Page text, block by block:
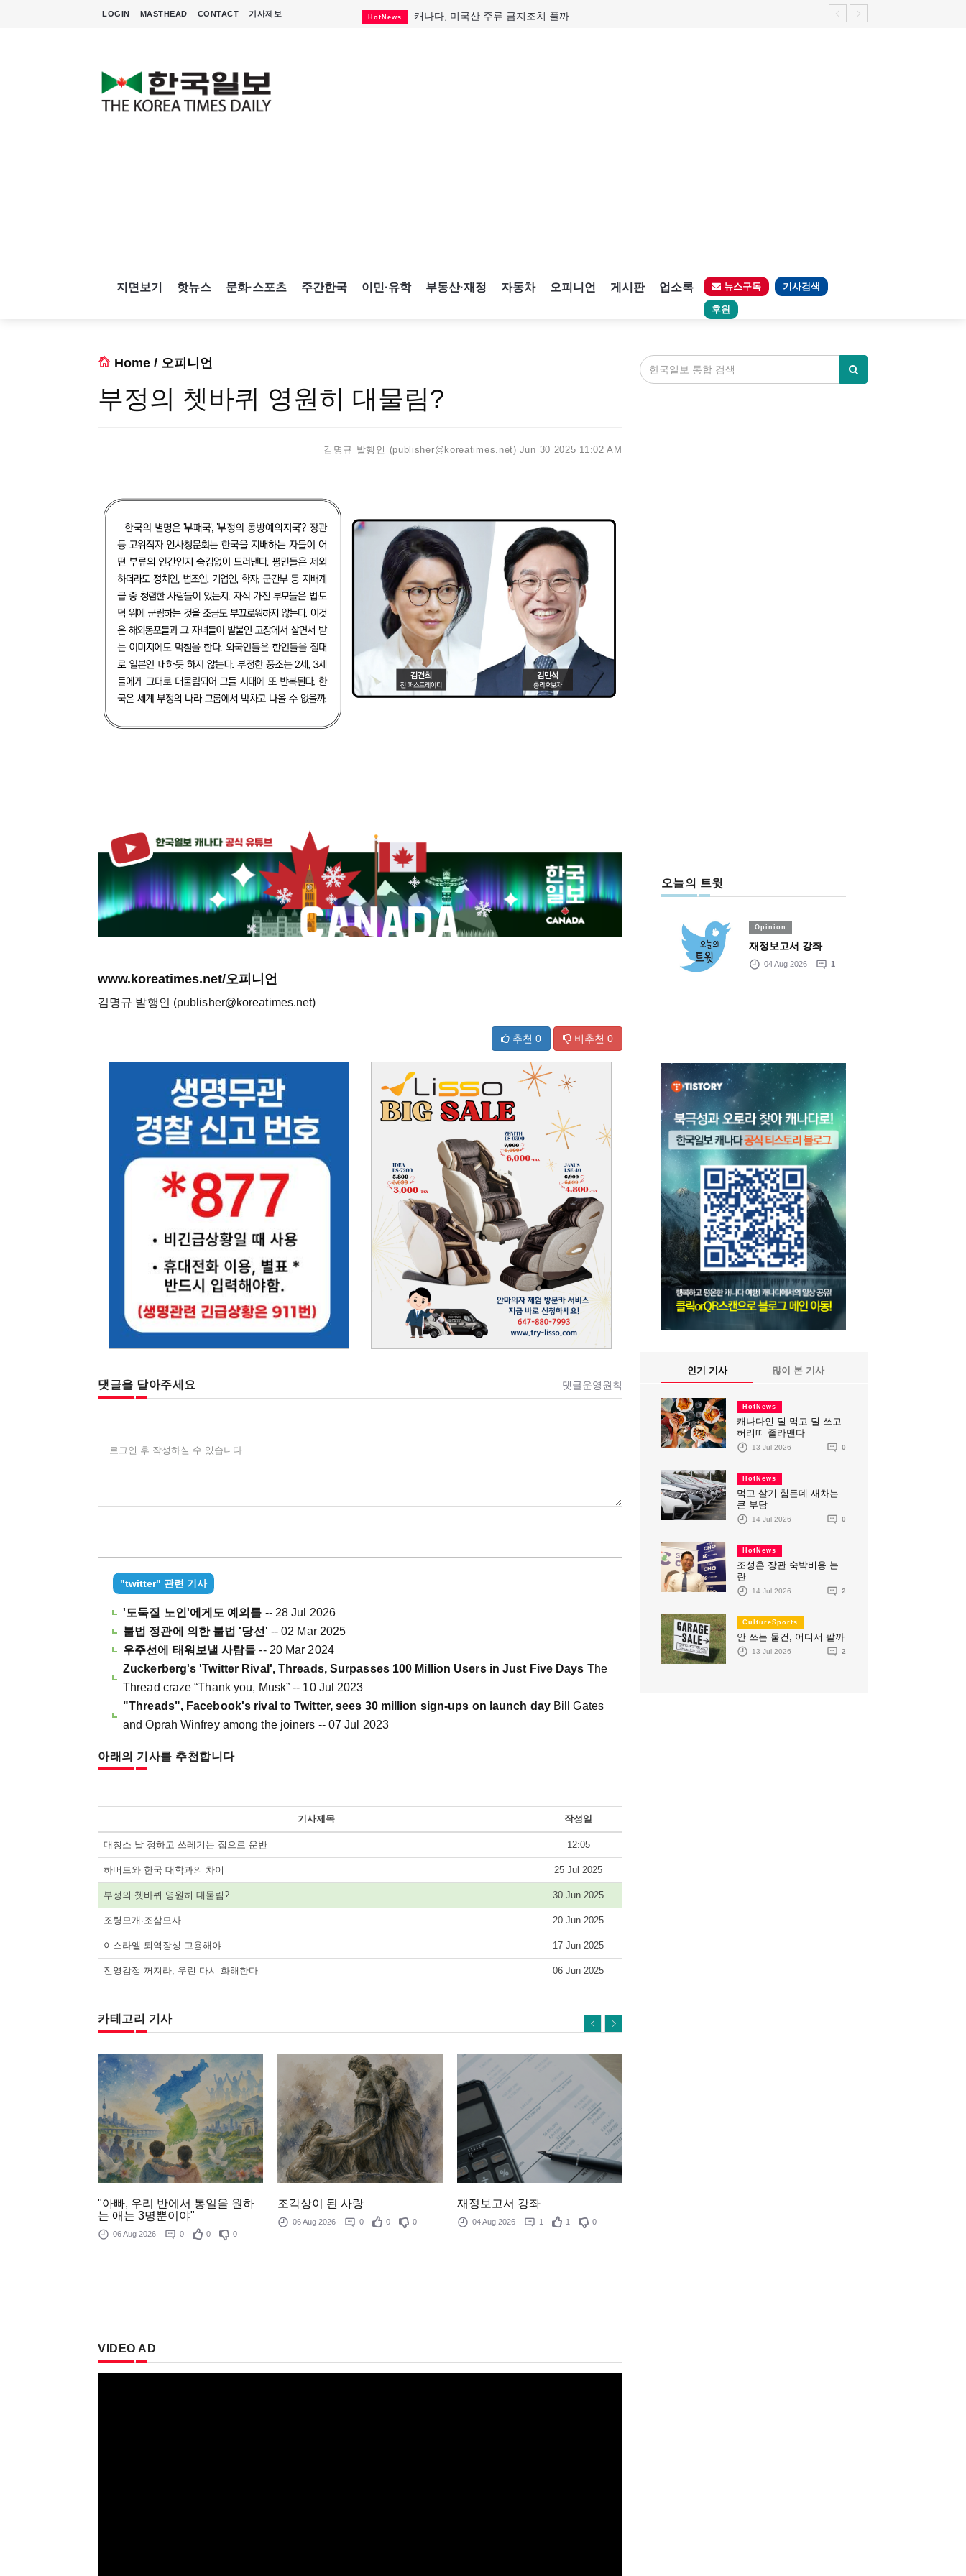
LOGIN MASTHEAD CONTACT 기사제보 HotNews 캐나다, 미국산 주류 금지조치 풀까
지면보기 핫뉴스 문화·스포츠 주간한국 이민·유학 부동산·재정 자동차 오피니언 게시판 업소록 뉴스구독 기사검색
후원
Home / 오피니언
부정의 쳇바퀴 영원히 대물림?
김명규 발행인 (publisher@koreatimes.net) Jun 30 2025 11:02 AM
www.koreatimes.net/오피니언
김명규 발행인 (publisher@koreatimes.net)
추천 0 비추천 0
댓글을 달아주세요 댓글운영원칙
로그인 후 작성하실 수 있습니다
"twitter" 관련 기사
'도둑질 노인'에게도 예의를 -- 28 Jul 2026
불법 정관에 의한 불법 '당선' -- 02 Mar 2025
우주선에 태워보낼 사람들 -- 20 Mar 2024
Zuckerberg's 'Twitter Rival', Threads, Surpasses 100 Million Users in Just Five Days The
Thread craze “Thank you, Musk” -- 10 Jul 2023
"Threads", Facebook's rival to Twitter, sees 30 million sign-ups on launch dayBill Gates
and Oprah Winfrey among the joiners -- 07 Jul 2023
아래의 기사를 추천합니다
기사제목 작성일
대청소 날 정하고 쓰레기는 집으로 운반 12:05
하버드와 한국 대학과의 차이 25 Jul 2025
부정의 쳇바퀴 영원히 대물림? 30 Jun 2025
조령모개·조삼모사 20 Jun 2025
이스라엘 퇴역장성 고용해야 17 Jun 2025
진영감정 꺼져라, 우린 다시 화해한다 06 Jun 2025
카테고리 기사
"아빠, 우리 반에서 통일을 원하
는 애는 3명뿐이야"
06 Aug 2026 0 0 0
조각상이 된 사랑
06 Aug 2026 0 0 0
재정보고서 강좌
04 Aug 2026 1 1 0
VIDEO AD
오늘의 트윗
Opinion
재정보고서 강좌
04 Aug 2026 1
인기 기사 많이 본 기사
HotNews
캐나다인 덜 먹고 덜 쓰고
허리띠 졸라맨다
13 Jul 2026 0
HotNews
먹고 살기 힘든데 새차는
큰 부담
14 Jul 2026 0
HotNews
조성훈 장관 숙박비용 논
란
14 Jul 2026 2
CultureSports
안 쓰는 물건, 어디서 팔까
13 Jul 2026 2